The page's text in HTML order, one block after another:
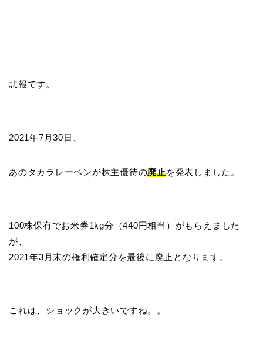
悲報です。
2021年7月30日、
あのタカラレーベンが株主優待の廃止を発表しました。
100株保有でお米券1kg分（440円相当）がもらえました
が、
2021年3月末の権利確定分を最後に廃止となります。
これは、ショックが大きいですね。。